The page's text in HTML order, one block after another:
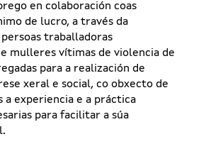
en colaboración coas
de lucro, a través da
traballadoras
mulleres vítimas de violencia de
para a realización de
xeral e social, co obxecto de
experiencia e a práctica
para facilitar a súa